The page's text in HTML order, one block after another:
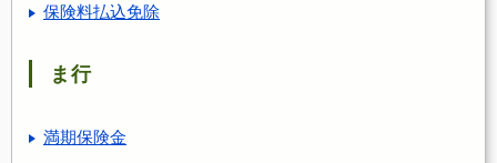
保険料払込免除
ま行
満期保険金